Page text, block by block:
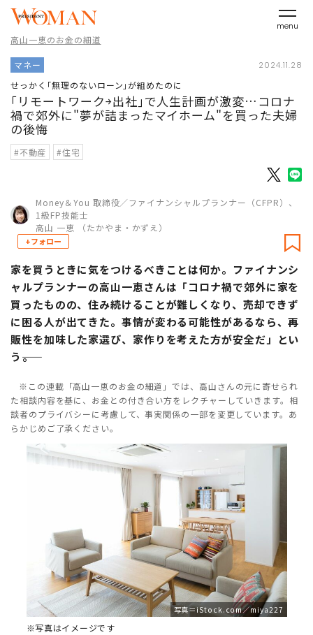
menu
高山一恵のお金の細道
マネー 2024.11.28
せっかく｢無理のないローン｣が組めたのに
｢リモートワーク￫出社｣で人生計画が激変…コロナ
禍で郊外に"夢が詰まったマイホーム"を買った夫婦
の後悔
#不動産 #住宅
Money＆You 取締役／ファイナンシャルプランナー（CFPR）、
1級FP技能士
高山 一恵 （たかやま・かずえ）
+フォロー
家を買うときに気をつけるべきことは何か。ファイナンシ
ャルプランナーの高山一恵さんは「コロナ禍で郊外に家を
買ったものの、住み続けることが難しくなり、売却できず
に困る人が出てきた。事情が変わる可能性があるなら、再
販性を加味した家選び、家作りを考えた方が安全だ」とい
う――。
※この連載「高山一恵のお金の細道」では、高山さんの元に寄せられ
た相談内容を基に、お金との付き合い方をレクチャーしていきます。相
談者のプライバシーに考慮して、事実関係の一部を変更しています。あ
らかじめご了承ください。
写真＝iStock.com／miya227
※写真はイメージです